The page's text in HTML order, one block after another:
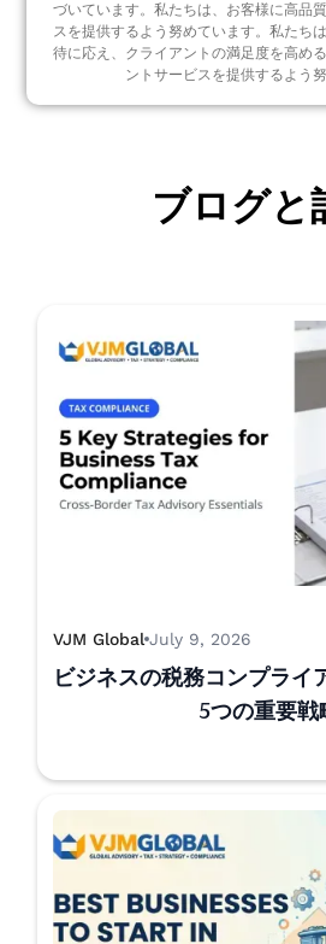
づいています。私たちは、お客様に高品
スを提供するよう努めています。私たち
待に応え、クライアントの満足度を高め
ントサービスを提供するよう努
ブログと
VJM Global July 9, 2026
ビジネスの税務コンプライ
5つの重要戦